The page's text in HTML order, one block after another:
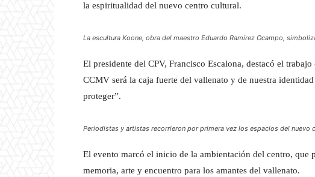
la espiritualidad del nuevo centro cultural.
La escultura Koone, obra del maestro Eduardo Ramírez Ocampo,
El presidente del CPV, Francisco Escalona, destacó el
CCMV será la caja fuerte del vallenato y de nuestra
proteger”.
Periodistas y artistas recorrieron por primera vez los espacios del nuevo
El evento marcó el inicio de la ambientación del centro, que
memoria, arte y encuentro para los amantes del vallenato.